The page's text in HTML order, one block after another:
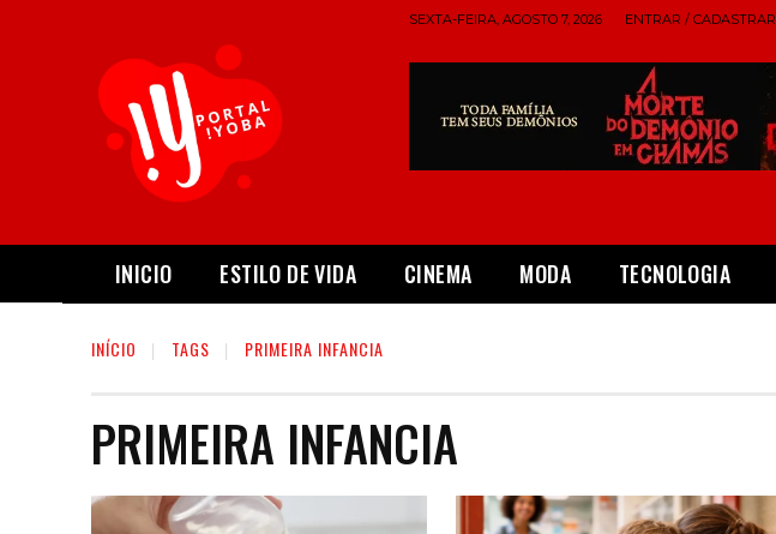
SEXTA-FEIRA, AGOSTO 7, 2026 ENTRAR / CADASTRAR
INICIO ESTILO DE VIDA CINEMA MODA TECNOLOGIA
INÍCIO TAGS PRIMEIRA INFANCIA
PRIMEIRA INFANCIA